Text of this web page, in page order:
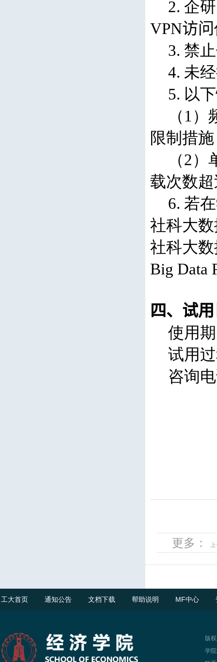
2. 企研
VPN访问
3. 禁
4. 未
5. 以
（ 1 ）
限制措
（2）
载次数
6.若
社科大
社科大
Big Data
四、试
使用
试用
咨询
更多：
工大首页 通知公告 文档下载 帮助说明 MF中心
版
学